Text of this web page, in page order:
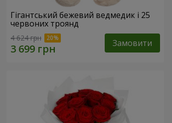
Гігантський бежевий ведмедик і 25
червоних троянд
4 624 грн Замовити